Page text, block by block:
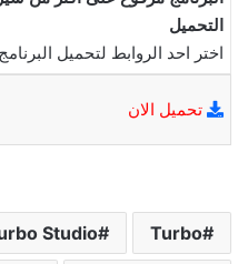
التحميل
اختر احد الروابط لتحميل
تحميل الان
Turbo
Studio